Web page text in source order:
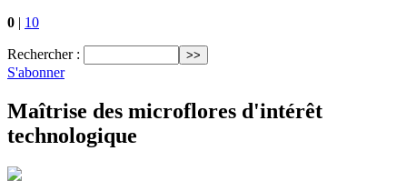
0 | 10
Rechercher :
S'abonner
Maîtrise des microflores d'intérêt
technologique